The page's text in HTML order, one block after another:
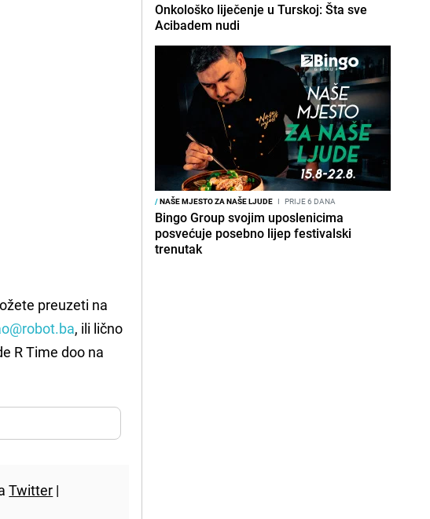
preuzeti na
, ili lično
R Time doo na
Twitter |
Onkološko liječenje u Turskoj: Šta sve
Acibadem nudi
/NAŠE MJESTO ZA NAŠE LJUDE I PRIJE 6 DANA
Bingo Group svojim uposlenicima
posvećuje posebno lijep festivalski
trenutak